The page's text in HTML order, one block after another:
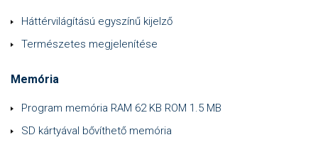
Háttérvilágítású egyszínű kijelző
Természetes megjelenítése
Memória
Program memória RAM 62 KB ROM 1.5 MB
SD kártyával bővíthető memória